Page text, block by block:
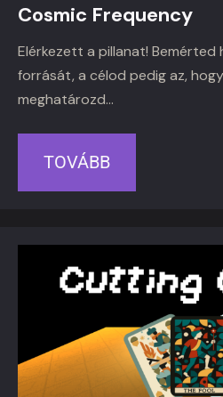
Cosmic Frequency
Elérkezett a pillanat! Bemérted
forrását, a célod pedig az,
meghatározd…
TOVÁBB